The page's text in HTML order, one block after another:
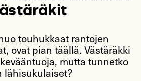
touhukkaat rantojen
ovat pian täällä. Västäräkki
mutta tunnetko
lähisukulaiset?